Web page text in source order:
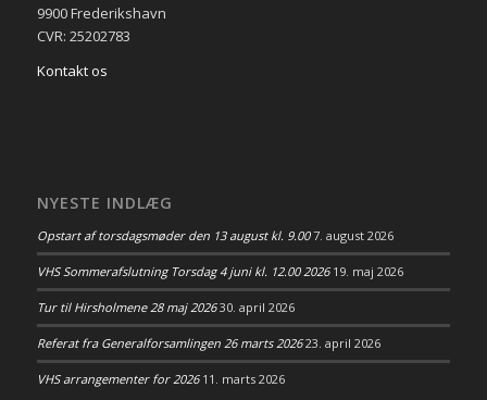
9900 Frederikshavn
CVR: 25202783
Kontakt os
NYESTE INDLÆG
Opstart af torsdagsmøder den 13 august kl. 9.00 7. august 2026
VHS Sommerafslutning Torsdag 4 juni kl. 12.00 2026 19. maj 2026
Tur til Hirsholmene 28 maj 2026 30. april 2026
Referat fra Generalforsamlingen 26 marts 2026 23. april 2026
VHS arrangementer for 2026 11. marts 2026